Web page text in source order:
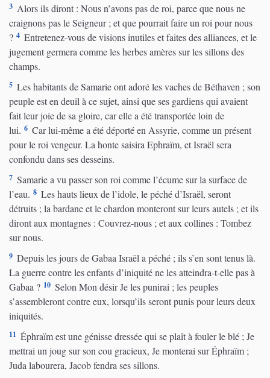
3 Alors ils diront : Nous n’avons pas de roi, parce que nous ne
craignons pas le Seigneur ; et que pourrait faire un roi pour nous
? 4 Entretenez-vous de visions inutiles et faites des alliances, et le
jugement germera comme les herbes amères sur les sillons des
champs.
5 Les habitants de Samarie ont adoré les vaches de Béthaven ; son
peuple est en deuil à ce sujet, ainsi que ses gardiens qui avaient
fait leur joie de sa gloire, car elle a été transportée loin de
lui. 6 Car lui-même a été déporté en Assyrie, comme un présent
pour le roi vengeur. La honte saisira Ephraïm, et Israël sera
confondu dans ses desseins.
7 Samarie a vu passer son roi comme l’écume sur la surface de
l’eau. 8 Les hauts lieux de l’idole, le péché d’Israël, seront
détruits ; la bardane et le chardon monteront sur leurs autels ; et ils
diront aux montagnes : Couvrez-nous ; et aux collines : Tombez
sur nous.
9 Depuis les jours de Gabaa Israël a péché ; ils s’en sont tenus là.
La guerre contre les enfants d’iniquité ne les atteindra-t-elle pas à
Gabaa ? 10 Selon Mon désir Je les punirai ; les peuples
s’assembleront contre eux, lorsqu’ils seront punis pour leurs deux
iniquités.
11 Éphraïm est une génisse dressée qui se plaît à fouler le blé ; Je
mettrai un joug sur son cou gracieux, Je monterai sur Éphraïm ;
Juda labourera, Jacob fendra ses sillons.